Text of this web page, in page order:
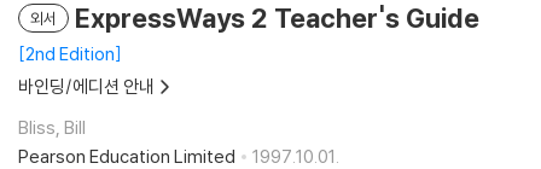
외서 ExpressWays 2 Teacher's Guide
2nd Edition
바인딩/에디션 안내
Bliss, Bill
Pearson Education Limited
1997.10.01.